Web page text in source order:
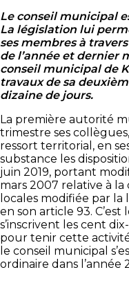
Le conseil municipal
La législation lui
ses membres à
de l’année et dernier
conseil municipal de
travaux de sa
dizaine de jours.
La première autorité
trimestre ses
ressort territorial, en
substance les
juin 2019, portant
mars 2007 relative à
locales modifiée par la
en son article 93.
s’inscrivent les cent
pour tenir cette
le conseil municipal
ordinaire dans l’année